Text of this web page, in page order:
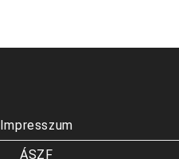
Impresszum
ÁSZF